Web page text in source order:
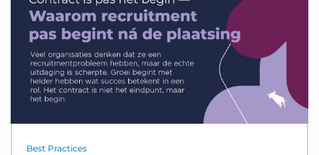
Best Practices